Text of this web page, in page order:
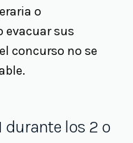
o
evacuar sus
concurso no se
durante los 2 o